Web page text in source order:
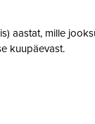
aastat, mille
kuupäevast.